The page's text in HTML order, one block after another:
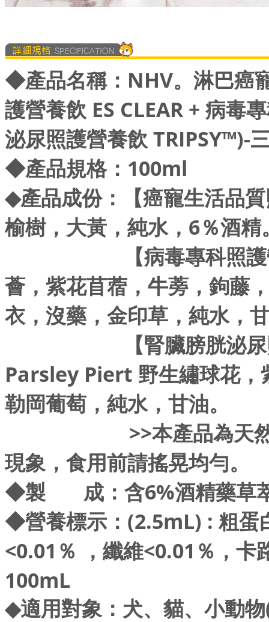
◆產品名稱：NHV。淋巴癌
護營養飲 ES CLEAR + 病毒
泌尿照護營養飲 TRIPSY™)-
◆產品規格：100ml
◆產品成份：【癌寵生活品
榆樹，大黃，純水，6％酒精
【病毒專科照護營養
薈，紫花苜蓿，牛蒡，鉤藤
衣，沒藥，金印草，純水，
【腎臟膀胱泌尿照護
Parsley Piert 野生繡球花，
勒岡葡萄，純水，甘油。
>>本產品為天然植物
現象，食用前請搖晃均勻。
◆製 成：含6%酒精藥草
◆營養標示：(2.5mL) : 粗蛋
<0.01％ ，纖維<0.01％，
100mL
◆適用對象：犬、貓、小動